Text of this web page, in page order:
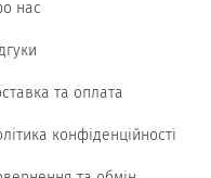
нас
та оплата
конфіденційності